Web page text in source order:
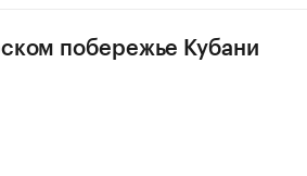
побережье Кубани